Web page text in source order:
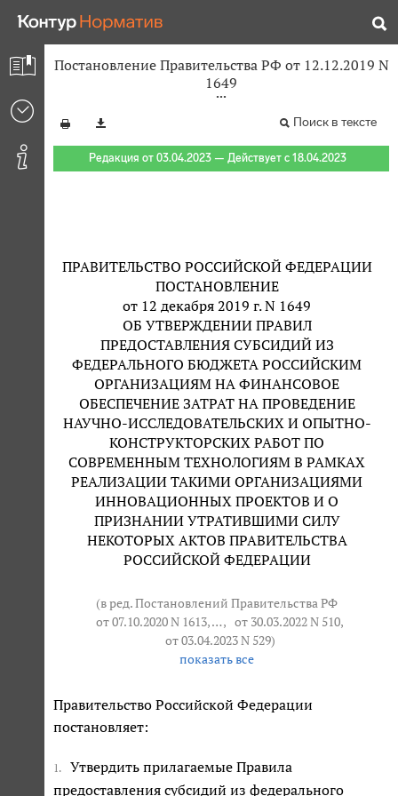
Постановление Правительства РФ от 12.12.2019 N
1649
Поиск в тексте
Редакция от 03.04.2023 — Действует с 18.04.2023
ПРАВИТЕЛЬСТВО РОССИЙСКОЙ ФЕДЕРАЦИИ
ПОСТАНОВЛЕНИЕ
от 12 декабря 2019 г. N 1649
ОБ УТВЕРЖДЕНИИ ПРАВИЛ
ПРЕДОСТАВЛЕНИЯ СУБСИДИЙ ИЗ
ФЕДЕРАЛЬНОГО БЮДЖЕТА РОССИЙСКИМ
ОРГАНИЗАЦИЯМ НА ФИНАНСОВОЕ
ОБЕСПЕЧЕНИЕ ЗАТРАТ НА ПРОВЕДЕНИЕ
НАУЧНО-ИССЛЕДОВАТЕЛЬСКИХ И ОПЫТНО-
КОНСТРУКТОРСКИХ РАБОТ ПО
СОВРЕМЕННЫМ ТЕХНОЛОГИЯМ В РАМКАХ
РЕАЛИЗАЦИИ ТАКИМИ ОРГАНИЗАЦИЯМИ
ИННОВАЦИОННЫХ ПРОЕКТОВ И О
ПРИЗНАНИИ УТРАТИВШИМИ СИЛУ
НЕКОТОРЫХ АКТОВ ПРАВИТЕЛЬСТВА
РОССИЙСКОЙ ФЕДЕРАЦИИ
(в ред. Постановлений Правительства РФ
от 07.10.2020 N 1613, … , от 30.03.2022 N 510,
от 03.04.2023 N 529)
показать все
Правительство Российской Федерации
постановляет:
1.
Утвердить прилагаемые Правила
предоставления субсидий из федерального